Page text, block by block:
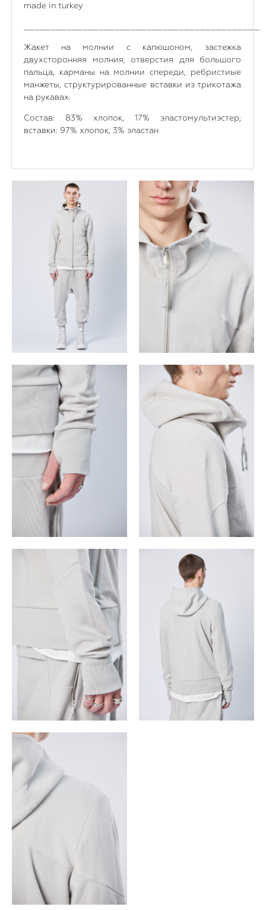
made in turkey
Жакет на молнии с капюшоном, застежка
двухсторонняя молния, отверстия для большого
пальца, карманы на молнии спереди, ребристиые
манжеты, структурированные вставки из трикотажа
на рукавах.
Состав: 83% хлопок, 17% эластомультиэстер;
вставки: 97% хлопок, 3% эластан